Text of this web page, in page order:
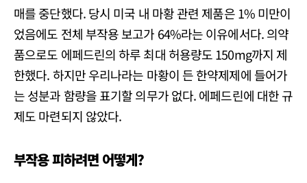
매를 중단했다. 당시 미국 내 마황 관련 제품은 1% 미만이
었음에도 전체 부작용 보고가 64%라는 이유에서다. 의약
품으로도 에페드린의 하루 최대 허용량도 150mg까지 제
한했다. 하지만 우리나라는 마황이 든 한약제제에 들어가
는 성분과 함량을 표기할 의무가 없다. 에페드린에 대한 규
제도 마련되지 않았다.
부작용 피하려면 어떻게?